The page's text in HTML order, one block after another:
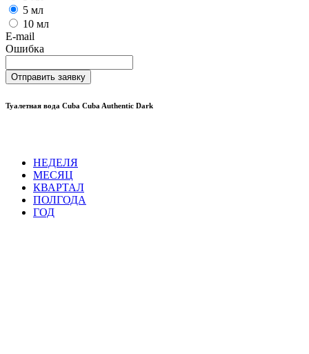
5 мл
10 мл
E-mail
Ошибка
Отправить заявку
Туалетная вода Cuba Cuba Authentic Dark
НЕДЕЛЯ
МЕСЯЦ
КВАРТАЛ
ПОЛГОДА
ГОД